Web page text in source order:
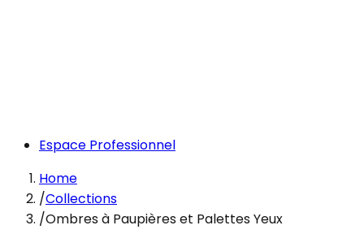
Espace Professionnel
Home
/Collections
/Ombres à Paupières et Palettes Yeux